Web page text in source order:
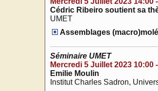
Cédric Ribeiro soutient sa
UMET
Assemblages
Séminaire UMET
Mercredi 5 Juillet 2023 10:00
Emilie Moulin
Institut Charles Sadron,